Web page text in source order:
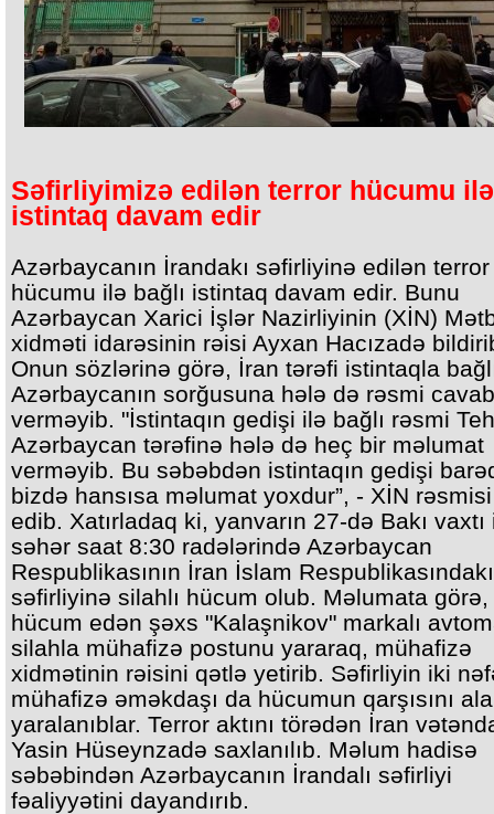
Səfirliyimizə edilən terror hücumu ilə
istintaq davam edir
Azərbaycanın İrandakı səfirliyinə edilən terror
hücumu ilə bağlı istintaq davam edir. Bunu
Azərbaycan Xarici İşlər Nazirliyinin (XİN)
xidməti idarəsinin rəisi Ayxan Hacızadə
Onun sözlərinə görə, İran tərəfi istintaqla
Azərbaycanın sorğusuna hələ də rəsmi cavab
verməyib. "İstintaqın gedişi ilə bağlı rəsmi
Azərbaycan tərəfinə hələ də heç bir məlumat
verməyib. Bu səbəbdən istintaqın gedişi
bizdə hansısa məlumat yoxdur”, - XİN
edib. Xatırladaq ki, yanvarın 27-də Bakı vaxtı
səhər saat 8:30 radələrində Azərbaycan
Respublikasının İran İslam Respublikasındakı
səfirliyinə silahlı hücum olub. Məlumata görə,
hücum edən şəxs "Kalaşnikov" markalı
silahla mühafizə postunu yararaq, mühafizə
xidmətinin rəisini qətlə yetirib. Səfirliyin iki
mühafizə əməkdaşı da hücumun qarşısını
yaralanıblar. Terror aktını törədən İran
Yasin Hüseynzadə saxlanılıb. Məlum hadisə
səbəbindən Azərbaycanın İrandalı səfirliyi
fəaliyyətini dayandırıb.